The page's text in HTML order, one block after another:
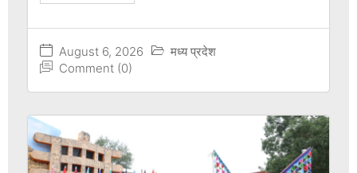
August 6, 2026
मध्य प्रदेश
Comment (0)